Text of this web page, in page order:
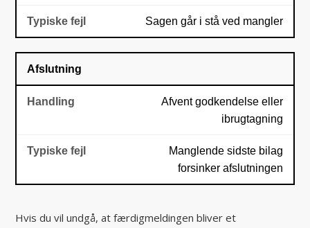
Sagen går i stå ved mangler
Afslutning
Afvent godkendelse eller
ibrugtagning
Manglende sidste bilag
forsinker afslutningen
Hvis du vil undgå, at færdigmeldingen bliver et